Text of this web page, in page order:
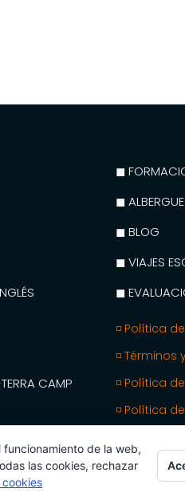
CAMP
◼
◼ ALBERGUE
◼ BLOG
◼ VIAJES
◼
◽ Política
◽
◽ Política
◽ Política
de la web,
las cookies, rechazar